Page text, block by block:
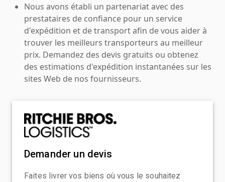
Nous avons établi un partenariat avec des
prestataires de confiance pour un service
d'expédition et de transport afin de vous aider à
trouver les meilleurs transporteurs au meilleur
prix. Demandez des devis gratuits ou obtenez
des estimations d'expédition instantanées sur les
sites Web de nos fournisseurs.
Demander un devis
Faites livrer vos biens où vous le souhaitez